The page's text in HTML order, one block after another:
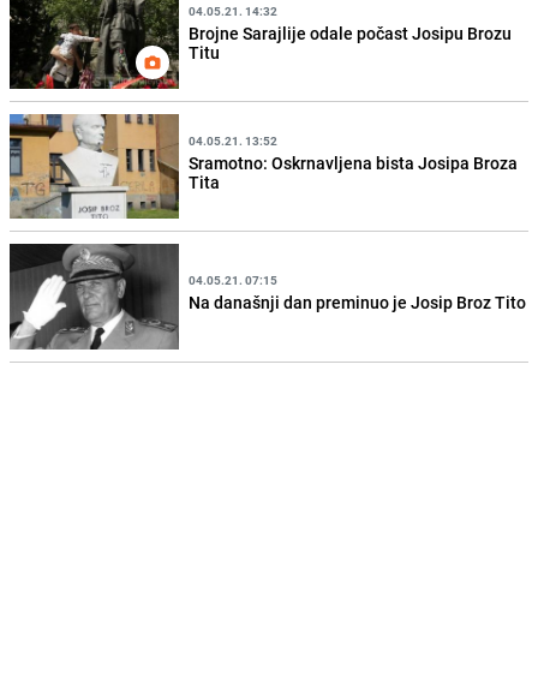
04.05.21. 14:32
Brojne Sarajlije odale počast Josipu Brozu
Titu
04.05.21. 13:52
Sramotno: Oskrnavljena bista Josipa Broza
Tita
04.05.21. 07:15
Na današnji dan preminuo je Josip Broz Tito